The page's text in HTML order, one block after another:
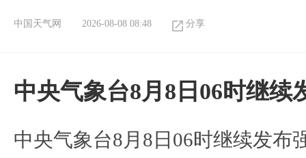
中国天气网 2026-08-08 08:48 分享
中央气象台8月8日06时继
中央气象台8月8日06时继续发布